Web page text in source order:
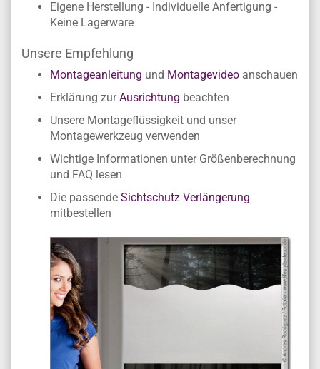
Eigene Herstellung - Individuelle Anfertigung -
Keine Lagerware
Unsere Empfehlung
Montageanleitung und Montagevideo anschauen
Erklärung zurAusrichtung beachten
Unsere Montageflüssigkeit und unser
Montagewerkzeug verwenden
Wichtige Informationen unter Größenberechnung
und FAQ lesen
Die passende Sichtschutz Verlängerung
mitbestellen